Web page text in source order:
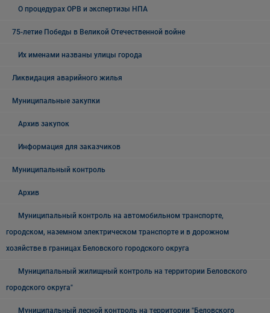
О процедурах ОРВ и экспертизы НПА
75-летие Победы в Великой Отечественной войне
Их именами названы улицы города
Ликвидация аварийного жилья
Муниципальные закупки
Архив закупок
Информация для заказчиков
Муниципальный контроль
Архив
Муниципальный контроль на автомобильном транспорте,
городском, наземном электрическом транспорте и в дорожном
хозяйстве в границах Беловского городского округа
Муниципальный жилищный контроль на территории Беловского
городского округа"
Муниципальный лесной контроль на территории "Беловского